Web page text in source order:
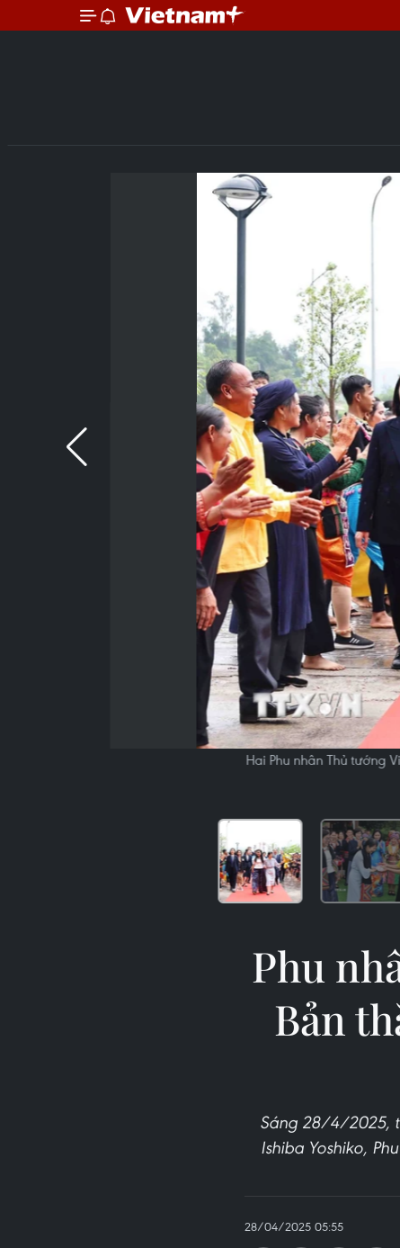
Hai Phu nhân Thủ tướng
Phu
Bản
Sáng 28/4/2025,
Ishiba Yoshiko,
28/04/2025 05:55